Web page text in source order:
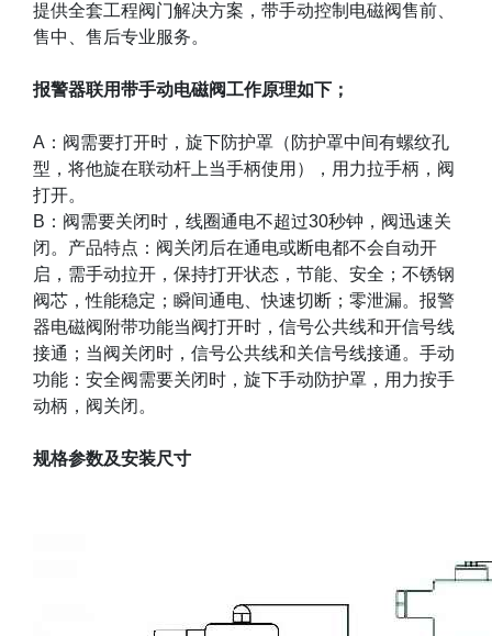
提供全套工程阀门解决方案，带手动控制电磁阀售前、
售中、售后专业服务。
报警器联用带手动电磁阀工作原理如下；
A ：阀需要打开时，旋下防护罩（防护罩中间有螺纹孔
型，将他旋在联动杆上当手柄使用），用力拉手柄，阀
打开。
B ：阀需要关闭时，线圈通电不超过30秒钟，阀迅速关
闭。产品特点：阀关闭后在通电或断电都不会自动开
启，需手动拉开，保持打开状态，节能、安全；不锈钢
阀芯，性能稳定；瞬间通电、快速切断；零泄漏。报警
器电磁阀附带功能当阀打开时，信号公共线和开信号线
接通；当阀关闭时，信号公共线和关信号线接通。手动
功能：安全阀需要关闭时，旋下手动防护罩，用力按手
动柄，阀关闭。
规格参数及安装尺寸